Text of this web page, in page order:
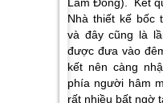
Nhà thiết kế bốc
và đây cũng là
được đưa vào
kết nên càng
phía người hâm
rất nhiều bất ngờ